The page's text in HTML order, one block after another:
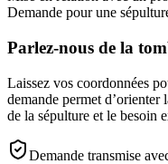
Demande pour une
Parlez-nous de la
Laissez vos coordonnées
demande permet
de la sépulture et le besoin
Demande transmise